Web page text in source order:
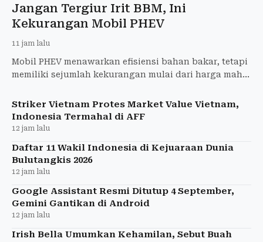
Jangan Tergiur Irit BBM, Ini
Kekurangan Mobil PHEV
11 jam lalu
Mobil PHEV menawarkan efisiensi bahan bakar, tetapi
memiliki sejumlah kekurangan mulai dari harga mahal
Striker Vietnam Protes Market Value Vietnam,
Indonesia Termahal di AFF
12 jam lalu
Daftar 11 Wakil Indonesia di Kejuaraan Dunia
Bulutangkis 2026
12 jam lalu
Google Assistant Resmi Ditutup 4 September,
Gemini Gantikan di Android
12 jam lalu
Irish Bella Umumkan Kehamilan, Sebut Buah